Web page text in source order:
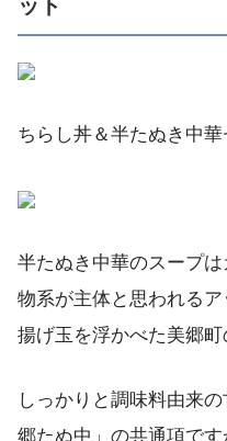
ット
ちらし丼＆半たぬき中華
半たぬき中華のスープ
物系が主体と思われる
揚げ玉を浮かべた美郷町
しっかりと調味料由来
郷たぬ中」の共通項で